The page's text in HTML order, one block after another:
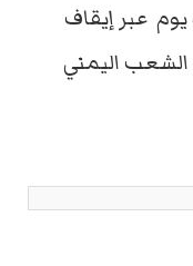
عبر إيقاف
الشعب اليمني